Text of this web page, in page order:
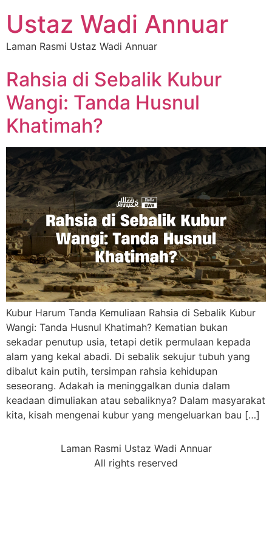
Ustaz Wadi Annuar
Laman Rasmi Ustaz Wadi Annuar
Rahsia di Sebalik Kubur
Wangi: Tanda Husnul
Khatimah?
Kubur Harum Tanda Kemuliaan Rahsia di Sebalik Kubur
Wangi: Tanda Husnul Khatimah? Kematian bukan
sekadar penutup usia, tetapi detik permulaan kepada
alam yang kekal abadi. Di sebalik sekujur tubuh yang
dibalut kain putih, tersimpan rahsia kehidupan
seseorang. Adakah ia meninggalkan dunia dalam
keadaan dimuliakan atau sebaliknya? Dalam masyarakat
kita, kisah mengenai kubur yang mengeluarkan bau […]
Laman Rasmi Ustaz Wadi Annuar
All rights reserved